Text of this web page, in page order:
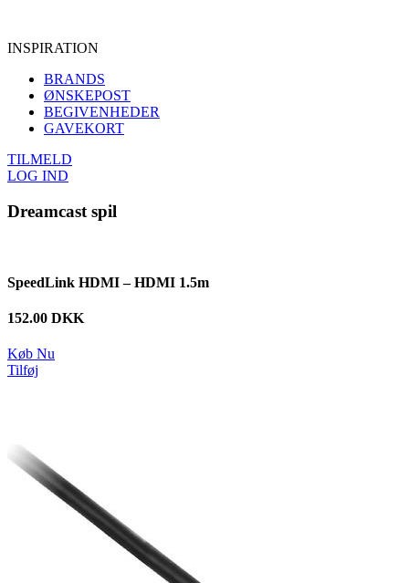
INSPIRATION
BRANDS
ØNSKEPOST
BEGIVENHEDER
GAVEKORT
TILMELD
LOG IND
Dreamcast spil
SpeedLink HDMI – HDMI 1.5m
152.00 DKK
Køb Nu
Tilføj